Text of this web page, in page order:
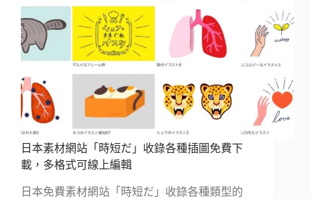
日本素材網站「時短だ」收錄各種插圖免費下
載，多格式可線上編輯
日本免費素材網站「時短だ」收錄各種類型的